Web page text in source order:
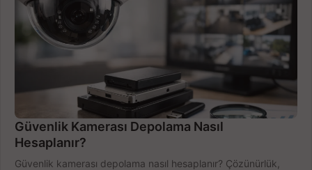
Güvenlik Kamerası Depolama Nasıl
Hesaplanır?
Güvenlik kamerası depolama nasıl hesaplanır? Çözünürlük,